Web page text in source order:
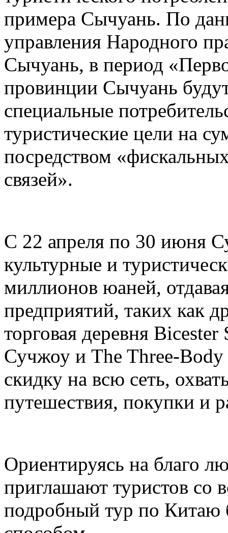
примера Сычуань. По
управления Народного
Сычуань, в период
провинции Сычуань
специальные
туристические цели на
посредством
связей».
С 22 апреля по 30 июня
культурные и
миллионов юаней,
предприятий, таких как
торговая деревня
Сучжоу и The Three-Body
скидку на всю сеть,
путешествия, покупки и
Ориентируясь на благо
приглашают туристов со
подробный тур по Китаю